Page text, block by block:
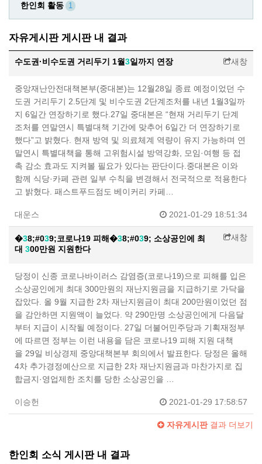
한인회 활동 1
자유게시판 게시판 내 결과
수도권·비수도권 거리두기 1월3일까지 연장 새창
중앙재난안전대책본부(중대본)는 12월28일 종료 예정이었던 수
도권 거리두기 2.5단계 및 비수도권 2단계조처를 내년 1월3일까
지 6일간 연장하기로 했다.27일 중대본은 “현재 거리두기 단계
조처를 연말연시 특별대책 기간에 맞추어 6일간 더 연장하기로
했다”고 밝혔다. 현재 방역 및 의료체계 역량이 유지 가능하며 연
말연시 특별대책을 통해 고위험시설 방역강화, 모임·여행 등 접
촉 감소 효과도 지켜볼 필요가 있다는 판단이다.중대본은 이와
함께 식당·카페 관련 일부 수칙을 변경해서 전국적으로 적용한다
고 밝혔다. 패스트푸드점도 베이커리 카페…
대운스 2021-01-29 18:51:34
�38;#039;코로나19 피해�38;#039; 소상공인에 최
대 300만원 지원한다
새창
당정이 신종 코로나바이러스 감염증(코로나19)으로 피해를 입은
소상공인에게 최대 300만원의 재난지원금을 지급하기로 가닥을
잡았다. 올 9월 지급한 2차 재난지원금이 최대 200만원이었던 점
을 감안하면 지원액이 늘었다. 약 290만명 소상공인에게 다음달
부터 지급이 시작될 예정이다. 27일 더불어민주당과 기획재정부
에 따르면 정부는 이런 내용을 담은 코로나19 피해 지원 대책
을 29일 비상경제 중앙대책본부 회의에서 발표한다. 당정은 올해
4차 추가경정예산으로 지급한 2차 재난지원금과 마찬가지로 집
합금지·영업제한 조치를 당한 소상공인을 …
이승헌 2021-01-29 17:58:57
자유게시판결과 더보기
한인회 소식 게시판 내 결과